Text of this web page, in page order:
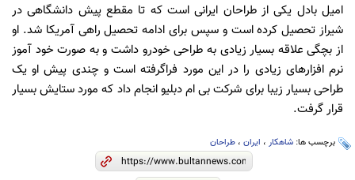
امیل بادل یکی از طراحان ایرانی است که تا مقطع پیش دانشگاهی در
شیراز تحصیل کرده است و سپس برای ادامه تحصیل راهی آمریکا شد. او
از بچگی علاقه بسیار زیادی به طراحی خودرو داشت و به صورت خود آموز
نرم افزارهای زیادی را در این مورد فراگرفته است و چندی پیش او یک
طراحی بسیار زیبا برای شرکت بی ام دبلیو انجام داد که مورد ستایش بسیار
قرار گرفت.
برچسب ها: شاهکار ، ایران ، طراحان